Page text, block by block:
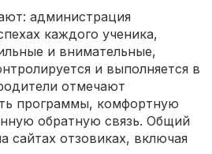
администрация
каждого ученика,
и внимательные,
и выполняется в
отмечают
программы, комфортную
обратную связь. Общий
сайтах отзовиках, включая